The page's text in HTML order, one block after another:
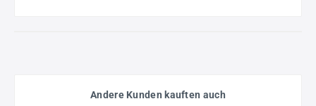
Andere Kunden kauften auch